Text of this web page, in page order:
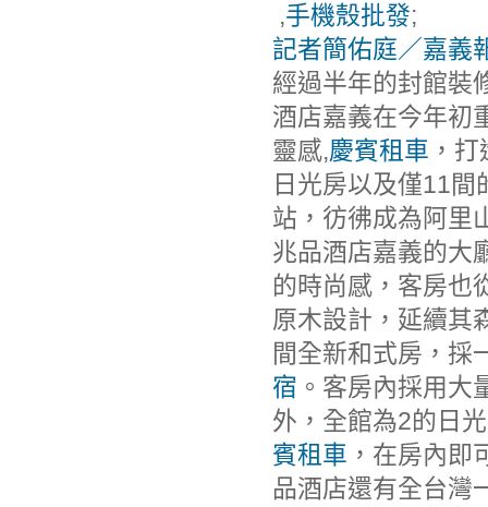
,手機殼批發;
記者簡佑庭／嘉義
經過半年的封館裝
酒店嘉義在今年初
靈感,慶賓租車 ，
日光房以及僅11間
站，彷彿成為阿里
兆品酒店嘉義的大
的時尚感，客房也
原木設計，延續其
間全新和式房，採
宿 。客房內採用
外，全館為2的日
賓租車 ，在房內即
品酒店還有全台灣